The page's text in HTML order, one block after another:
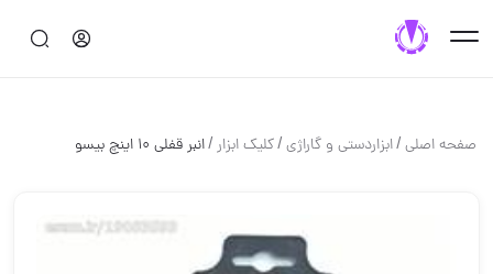
صفحه اصلی/ابزاردستی و گاراژی/کلیک ابزار/انبر قفلی 10 اینچ بیسو